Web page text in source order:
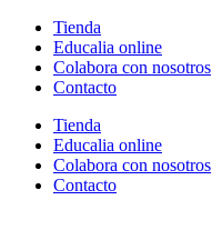
contenido
Tienda
Educalia online
Colabora con nosotros
Contacto
Tienda
Educalia online
Colabora con nosotros
Contacto